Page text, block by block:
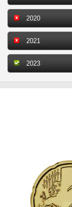
2020
2021
2023